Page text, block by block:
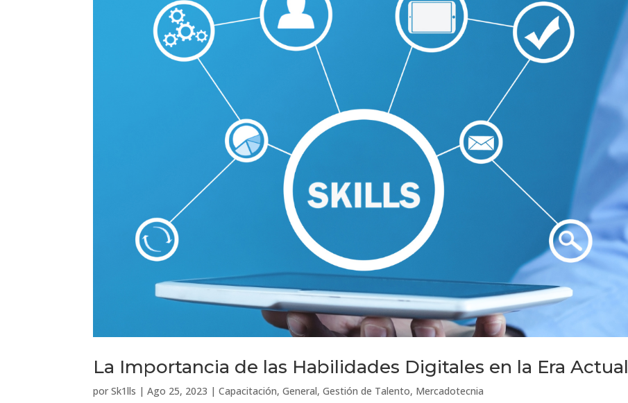
La Importancia de las Habilidades Digitales en la Era Actual
porSk1lls |Ago 25, 2023 |Capacitación,General,Gestión de Talento, Mercadotecnia